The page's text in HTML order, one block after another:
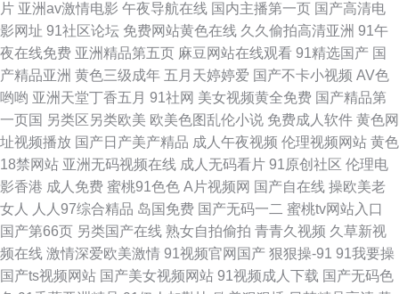
片 亚洲av激情电影 午夜导航在线 国内主播第一页 国产高清电
影网址 91社区论坛 免费网站黄色在线 久久偷拍高清亚洲 91午
夜在线免费 亚洲精品第五页 麻豆网站在线观看 91精选国产 国
产精品亚洲 黄色三级成年 五月天婷婷爱 国产不卡小视频 AV色
哟哟 亚洲天堂丁香五月 91社网 美女视频黄全免费 国产精品第
一页国 另类区另类欧美 欧美色图乱伦小说 免费成人软件 黄色网
址视频播放 国产日产美产精品 成人午夜视频 伦理视频网站 黄色
18禁网站 亚洲无码视频在线 成人无码看片 91原创社区 伦理电
影香港 成人免费 蜜桃91色色 A片视频网 国产自在线 操欧美老
女人
人人97综合精品 岛国免费 国产无码一二 蜜桃tv网站入口
国产第66页 另类国产在线 熟女自拍偷拍 青青久视频 久草新视
频在线 激情深爱欧美激情 91视频官网国产 狠狠操-91 91我要操
国产ts视频网站 国产美女视频网站 91视频成人下载 国产无码色